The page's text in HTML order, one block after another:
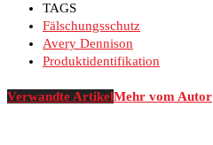
TAGS
Fälschungsschutz
Avery Dennison
Produktidentifikation
Verwandte ArtikelMehr vom Autor